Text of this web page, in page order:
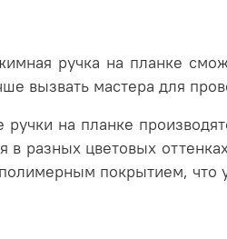
ручка на планке
вызвать мастера для
на планке
в разных цветовых
покрытием, что